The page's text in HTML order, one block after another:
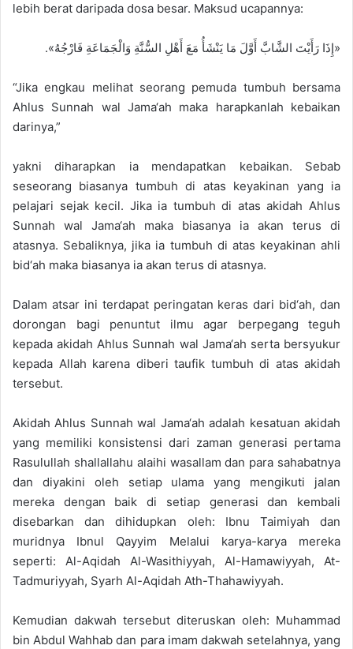
lebih berat daripada dosa besar. Maksud ucapannya:
«إِذَا رَأَيْتَ الشَّابَّ أَوَّلَ مَا يَنْشَأُ مَعَ أَهْلِ السُّنَّةِ وَالْجَمَاعَةِ فَارْجُهُ».
“Jika engkau melihat seorang pemuda tumbuh bersama
Ahlus Sunnah wal Jama‘ah maka harapkanlah kebaikan
darinya,”
yakni diharapkan ia mendapatkan kebaikan. Sebab
seseorang biasanya tumbuh di atas keyakinan yang ia
pelajari sejak kecil. Jika ia tumbuh di atas akidah Ahlus
Sunnah wal Jama‘ah maka biasanya ia akan terus di
atasnya. Sebaliknya, jika ia tumbuh di atas keyakinan ahli
bid‘ah maka biasanya ia akan terus di atasnya.
Dalam atsar ini terdapat peringatan keras dari bid‘ah, dan
dorongan bagi penuntut ilmu agar berpegang teguh
kepada akidah Ahlus Sunnah wal Jama‘ah serta bersyukur
kepada Allah karena diberi taufik tumbuh di atas akidah
tersebut.
Akidah Ahlus Sunnah wal Jama‘ah adalah kesatuan akidah
yang memiliki konsistensi dari zaman generasi pertama
Rasulullah shallallahu alaihi wasallam dan para sahabatnya
dan diyakini oleh setiap ulama yang mengikuti jalan
mereka dengan baik di setiap generasi dan kembali
disebarkan dan dihidupkan oleh: Ibnu Taimiyah dan
muridnya Ibnul Qayyim Melalui karya-karya mereka
seperti: Al-Aqidah Al-Wasithiyyah, Al-Hamawiyyah, At-
Tadmuriyyah, Syarh Al-Aqidah Ath-Thahawiyyah.
Kemudian dakwah tersebut diteruskan oleh: Muhammad
bin Abdul Wahhab dan para imam dakwah setelahnya, yang